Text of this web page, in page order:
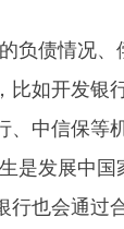
债情况、
比如开发银
中信保等
是发展中
也会通过